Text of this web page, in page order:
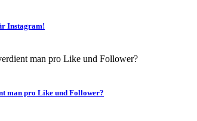
Instagram!
man pro Like und Follower?